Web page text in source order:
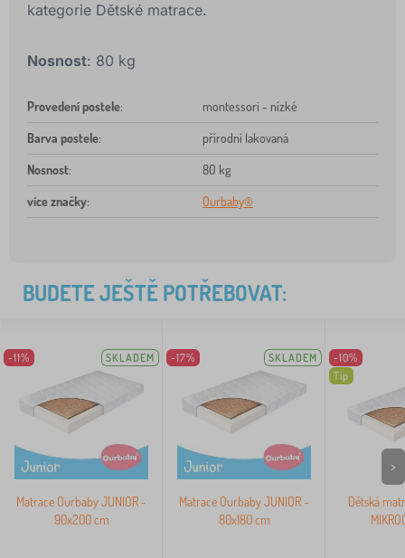
kategorie Dětské matrace.
Nosnost: 80 kg
Provedení postele: montessori - nízké
Barva postele: přírodní lakovaná
Nosnost: 80 kg
více značky: Ourbaby®
BUDETE JEŠTĚ POTŘEBOVAT:
-11% SKLADEM
Matrace Ourbaby JUNIOR -
90x200 cm
-17% SKLADEM
Matrace Ourbaby JUNIOR -
80x180 cm
-10%
Tip
Dětská
>